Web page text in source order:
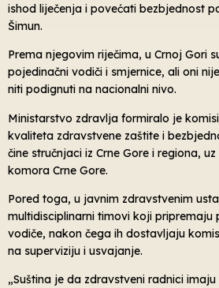
ishod liječenja i povećati bezbjednost
Šimun.
Prema njegovim riječima, u Crnoj Gori
pojedinačni vodiči i smjernice, ali oni
niti podignuti na nacionalni nivo.
Ministarstvo zdravlja formiralo je
kvaliteta zdravstvene zaštite i
čine stručnjaci iz Crne Gore i regiona,
komora Crne Gore.
Pored toga, u javnim zdravstvenim
multidisciplinarni timovi koji pripremaju
vodiče, nakon čega ih dostavljaju
na superviziju i usvajanje.
„Suština je da zdravstveni radnici